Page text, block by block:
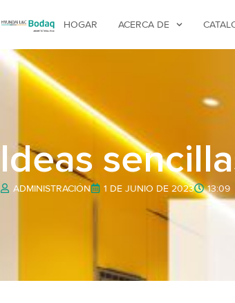
HOGAR ACERCA DE
Ideas
ADMINISTRACIÓN 1 DE JUNIO DE 2023 13:09